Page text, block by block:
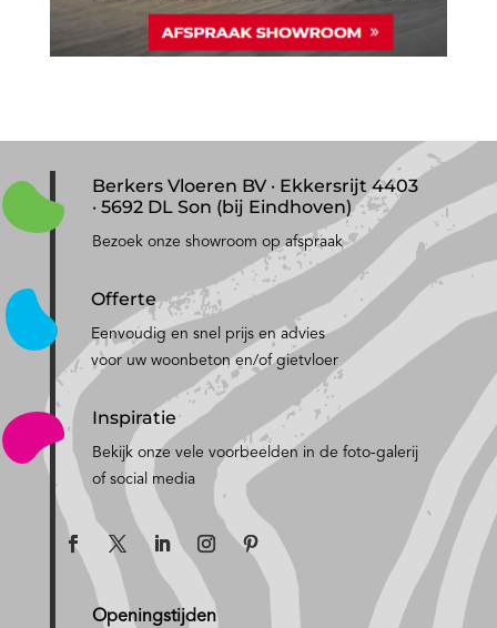
Berkers Vloeren BV · Ekkersrijt 4403
· 5692 DL Son (bij Eindhoven)
Bezoek onze showroom op afspraak
Offerte
Eenvoudig en snel prijs en advies
voor uw woonbeton en/of gietvloer
Inspiratie
Bekijk onze vele voorbeelden in de foto-galerij
of social media
Openingstijden